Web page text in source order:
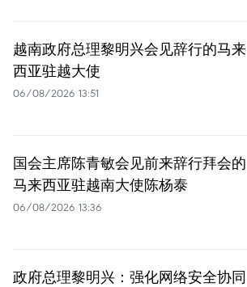
越南政府总理黎明兴会见辞行的马来
西亚驻越大使
06/08/2026 13:51
国会主席陈青敏会见前来辞行拜会的
马来西亚驻越南大使陈杨泰
06/08/2026 13:36
政府总理黎明兴：强化网络安全协同